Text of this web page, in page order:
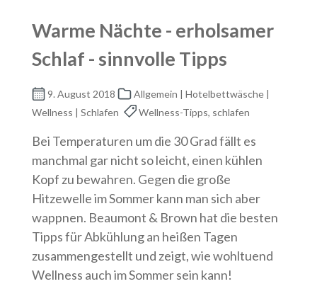
Warme Nächte - erholsamer
Schlaf - sinnvolle Tipps
9. August 2018
Allgemein | Hotelbettwäsche |
Wellness | Schlafen
Wellness-Tipps, schlafen
Bei Temperaturen um die 30 Grad fällt es
manchmal gar nicht so leicht, einen kühlen
Kopf zu bewahren. Gegen die große
Hitzewelle im Sommer kann man sich aber
wappnen. Beaumont & Brown hat die besten
Tipps für Abkühlung an heißen Tagen
zusammengestellt und zeigt, wie wohltuend
Wellness auch im Sommer sein kann!